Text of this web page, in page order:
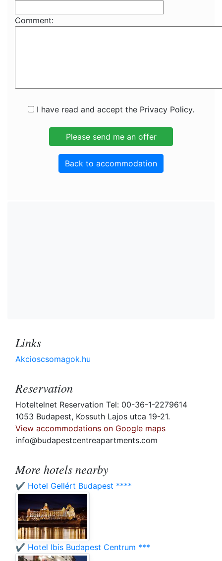
Comment:
I have read and accept the Privacy Policy.
Back to accommodation
Links
Akcioscsomagok.hu
Reservation
Hoteltelnet Reservation Tel: 00-36-1-2279614
1053 Budapest, Kossuth Lajos utca 19-21.
View accommodations on Google maps
info@budapestcentreapartments.com
More hotels nearby
✔️ Hotel Gellért Budapest ****
✔️ Hotel Ibis Budapest Centrum ***